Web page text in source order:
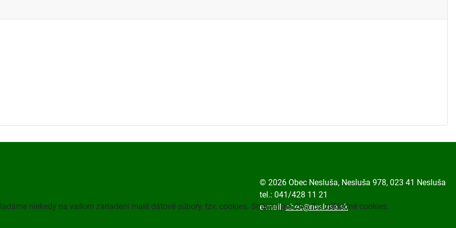
© 2026 Obec Nesluša, Nesluša 978, 023 41 Nesluša
tel.: 041/428 11 21
e-mail:obec@neslusa.sk
niekedy na vašom zariadení malé dátové súbory, tzv. cookies. Stránka používa iba základné cookies.